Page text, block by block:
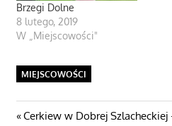
Brzegi Dolne
8 lutego, 2019
W „Miejscowości"
MIEJSCOWOŚCI
Nawigacja
Poprzedni
Cerkiew w Dobrej